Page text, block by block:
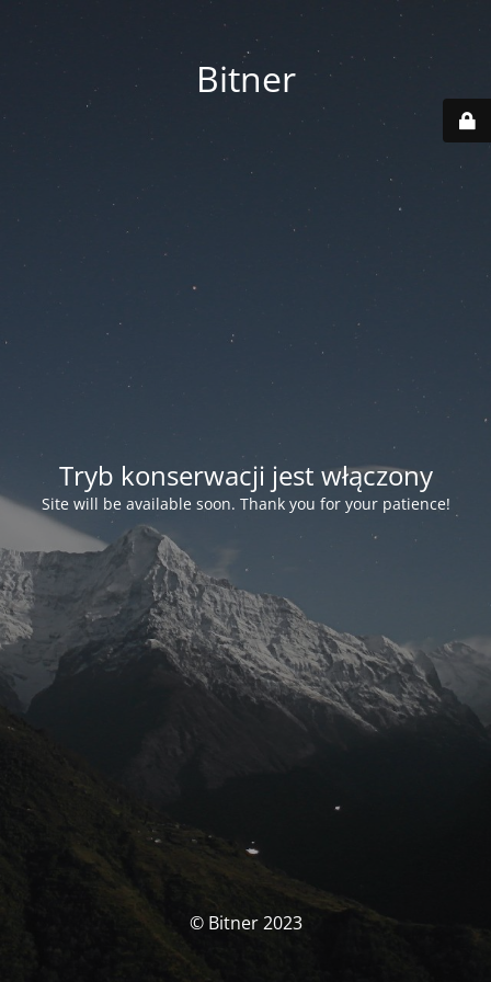
Bitner
Tryb konserwacji jest włączony
Site will be available soon. Thank you for your patience!
© Bitner 2023